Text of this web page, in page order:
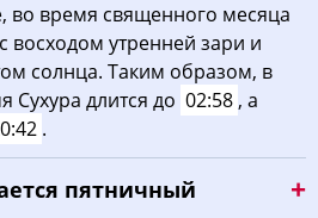
во время священного месяца
восходом утренней зари и
солнца. Таким образом, в
Сухура длится до 02:58 , а
.
пятничный